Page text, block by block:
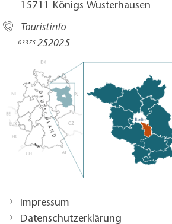
15711 Königs Wusterhausen
Touristinfo
03375252025​
Impressum
Datenschutzerklärung